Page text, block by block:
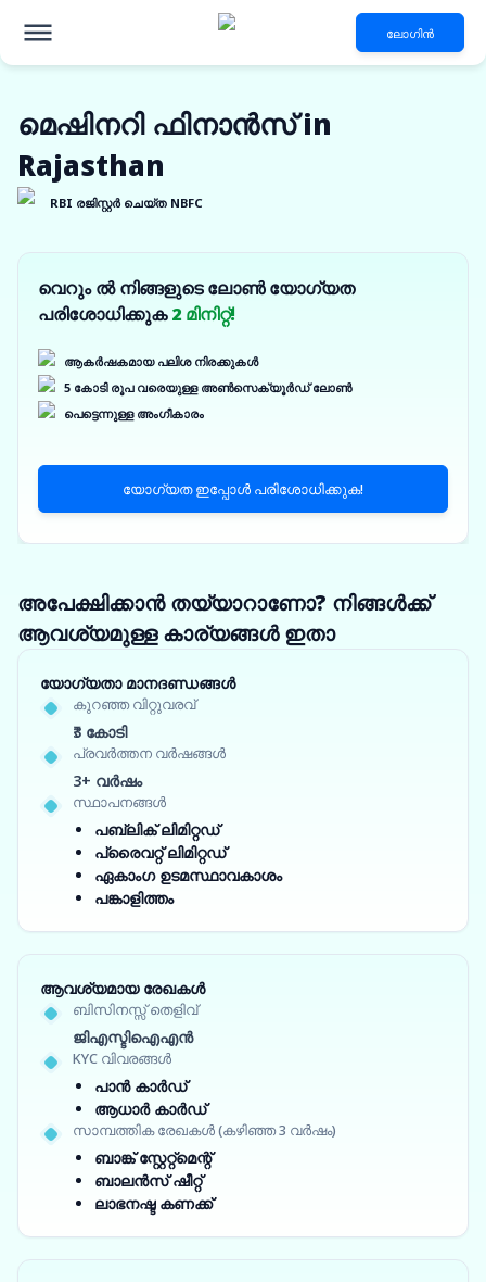
ലോഗിൻ
മെഷിനറി ഫിനാൻസ് in
Rajasthan
RBI രജിസ്റ്റർ ചെയ്ത NBFC
വെറും ൽ നിങ്ങളുടെ ലോൺ യോഗ്യത
പരിശോധിക്കുക2 മിനിറ്റ്!
ആകർഷകമായ പലിശ നിരക്കുകൾ
5 കോടി രൂപ വരെയുള്ള അൺസെക്യൂർഡ് ലോൺ
പെട്ടെന്നുള്ള അംഗീകാരം
യോഗ്യത ഇപ്പോൾ പരിശോധിക്കുക!
അപേക്ഷിക്കാൻ തയ്യാറാണോ? നിങ്ങൾക്ക്
ആവശ്യമുള്ള കാര്യങ്ങൾ ഇതാ
യോഗ്യതാ മാനദണ്ഡങ്ങൾ
കുറഞ്ഞ വിറ്റുവരവ്
₹3 കോടി
പ്രവർത്തന വർഷങ്ങൾ
3+ വർഷം
സ്ഥാപനങ്ങൾ
പബ്ലിക് ലിമിറ്റഡ്
പ്രൈവറ്റ് ലിമിറ്റഡ്
ഏകാംഗ ഉടമസ്ഥാവകാശം
പങ്കാളിത്തം
ആവശ്യമായ രേഖകൾ
ബിസിനസ്സ് തെളിവ്
ജിഎസ്ടിഐഎൻ
KYC വിവരങ്ങൾ
പാൻ കാർഡ്
ആധാർ കാർഡ്
സാമ്പത്തിക രേഖകൾ (കഴിഞ്ഞ 3 വർഷം)
ബാങ്ക് സ്റ്റേറ്റ്‌മെന്റ്
ബാലൻസ് ഷീറ്റ്
ലാഭനഷ്ട കണക്ക്